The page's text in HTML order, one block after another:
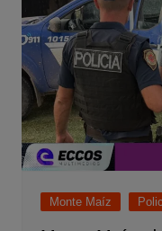
Monte Maíz